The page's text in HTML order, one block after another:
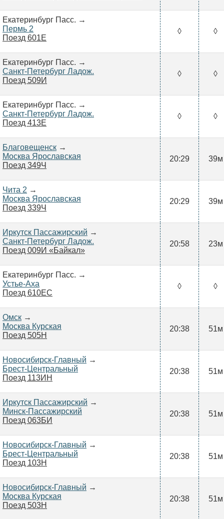
Екатеринбург Пасс. →
Пермь 2
Поезд 601Е
◊ ◊
Екатеринбург Пасс. →
Санкт-Петербург Ладож.
Поезд 509И
◊ ◊
Екатеринбург Пасс. →
Санкт-Петербург Ладож.
Поезд 413Е
◊ ◊
Благовещенск →
Москва Ярославская
Поезд 349Ч
20:29 39м
Чита 2 →
Москва Ярославская
Поезд 339Ч
20:29 39м
Иркутск Пассажирский →
Санкт-Петербург Ладож.
Поезд 009И «Байкал»
20:58 23м
Екатеринбург Пасс. →
Устье-Аха
Поезд 610ЕС
◊ ◊
Омск →
Москва Курская
Поезд 505Н
20:38 51м
Новосибирск-Главный →
Брест-Центральный
Поезд 113ИН
20:38 51м
Иркутск Пассажирский →
Минск-Пассажирский
Поезд 063БИ
20:38 51м
Новосибирск-Главный →
Брест-Центральный
Поезд 103Н
20:38 51м
Новосибирск-Главный →
Москва Курская
Поезд 503Н
20:38 51м